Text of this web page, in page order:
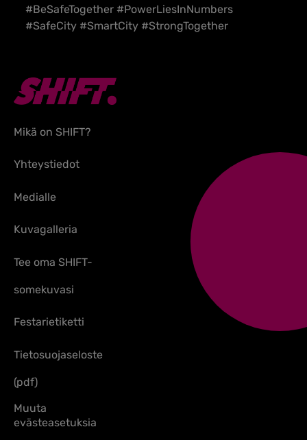
#BeSafeTogether #PowerLiesInNumbers
#SafeCity #SmartCity #StrongTogether
Mikä on SHIFT?
Yhteystiedot
Medialle
Kuvagalleria
Tee oma SHIFT-
somekuvasi
Festarietiketti
Tietosuojaseloste
(pdf)
Muuta
evästeasetuksia